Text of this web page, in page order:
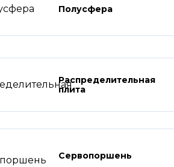
Полусфера
Распределительная
плита
Сервопоршень